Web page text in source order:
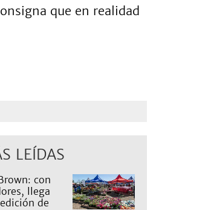
que en realidad
LEÍDAS
con
llega
de